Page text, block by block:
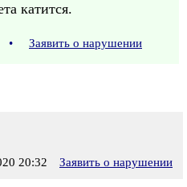
катится.
• Заявить о нарушении
20:32 Заявить о нарушении